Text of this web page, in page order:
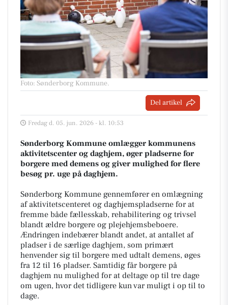
Foto: Sønderborg Kommune.
Del artikel
Fredag d. 05. jun. 2026 - kl. 10:53
Sønderborg Kommune omlægger kommunens
aktivitetscenter og daghjem, øger pladserne for
borgere med demens og giver mulighed for flere
besøg pr. uge på daghjem.
Sønderborg Kommune gennemfører en omlægning
af aktivitetscenteret og daghjemspladserne for at
fremme både fællesskab, rehabilitering og trivsel
blandt ældre borgere og plejehjemsbeboere.
Ændringen indebærer blandt andet, at antallet af
pladser i de særlige daghjem, som primært
henvender sig til borgere med udtalt demens, øges
fra 12 til 16 pladser. Samtidig får borgere på
daghjem nu mulighed for at deltage op til tre dage
om ugen, hvor det tidligere kun var muligt i op til to
dage.